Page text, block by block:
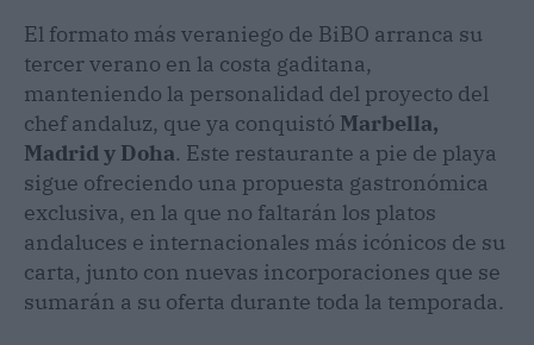
El formato más veraniego de BiBO arranca su
tercer verano en la costa gaditana,
manteniendo la personalidad del proyecto del
chef andaluz, que ya conquistó Marbella,
Madrid y Doha. Este restaurante a pie de playa
sigue ofreciendo una propuesta gastronómica
exclusiva, en la que no faltarán los platos
andaluces e internacionales más icónicos de su
carta, junto con nuevas incorporaciones que se
sumarán a su oferta durante toda la temporada.